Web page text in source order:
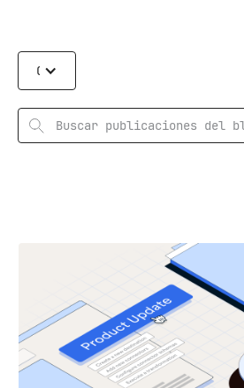
Categories
Rechercher